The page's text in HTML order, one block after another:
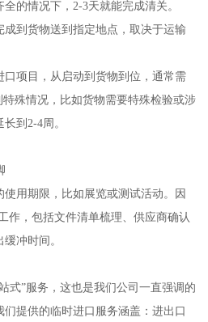
的情况下，2-3天就能完成清关。
成到货物送到指定地点，取决于运输
项目，从启动到货物到位，通常需
殊情况，比如货物需要特殊检验或涉
到2-4周。
用期限，比如展览或测试活动。因
作，包括文件清单梳理、供应商确认
冲时间。
式”服务，这也是我们公司一直强调的
提供的临时进口服务涵盖：进出口